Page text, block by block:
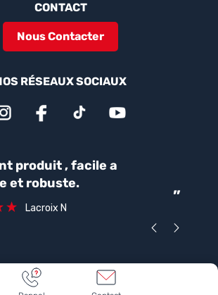
CONTACT
Nous Contacter
RÉSEAUX SOCIAUX
”
et robuste.
Lacroix N